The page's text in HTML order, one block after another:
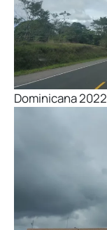
Dominicana 2022